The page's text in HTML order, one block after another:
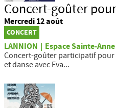
Concert-goûter
Mercredi 12 août
CONCERT
LANNION Espace Sainte-Anne
Concert-goûter participatif
et danse avec Eva...